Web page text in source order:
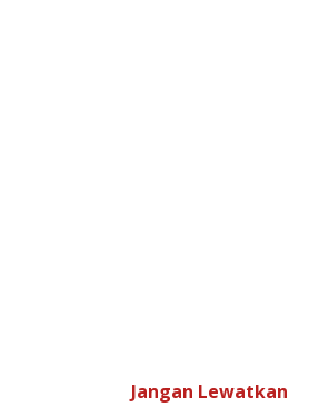
Jangan Lewatkan